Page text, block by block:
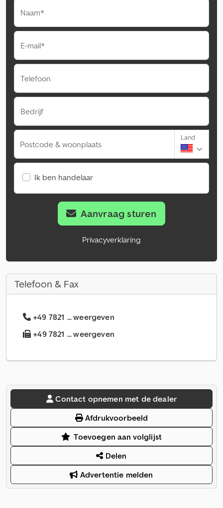
Naam*
E-mail*
Telefoon
Bedrijf
Postcode & woonplaats
Land
Ik ben handelaar
Aanvraag sturen
Privacyverklaring
Telefoon & Fax
+49 7821 ... weergeven
+49 7821 ... weergeven
Contact opnemen met de dealer
Afdrukvoorbeeld
Toevoegen aan volglijst
Delen
Advertentie melden